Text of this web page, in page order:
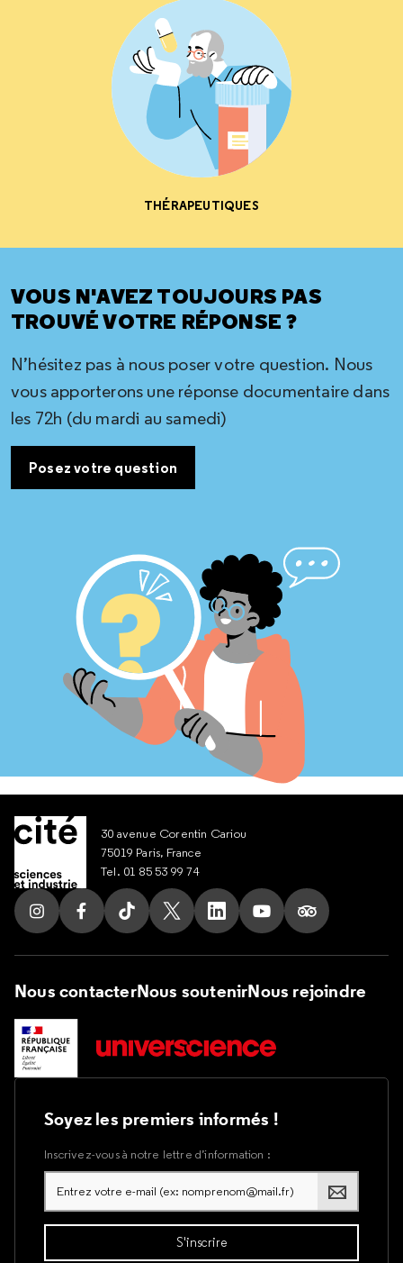
THÉRAPEUTIQUES
VOUS N'AVEZ TOUJOURS PAS
TROUVÉ VOTRE RÉPONSE ?
N’hésitez pas à nous poser votre question. Nous
vous apporterons une réponse documentaire dans
les 72h (du mardi au samedi)
Posez votre question
30 avenue Corentin Cariou
75019 Paris, France
Tel. 01 85 53 99 74
Suivez nous sur Instagram
Suivez nous sur Facebook
Suivez nous sur Tik Tok
Suivez nous sur X
Suivez nous sur LinkedIn
Suivez nous sur
Suivez nous
Nous contacterNous soutenirNous rejoindre
Soyez les premiers informés !
Inscrivez-vous à notre lettre d’information :